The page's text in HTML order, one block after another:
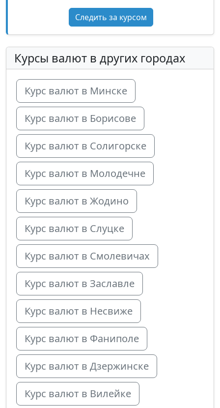
Следить за курсом
Курсы валют в других городах
Курс валют в Минске
Курс валют в Борисове
Курс валют в Солигорске
Курс валют в Молодечне
Курс валют в Жодино
Курс валют в Слуцке
Курс валют в Смолевичах
Курс валют в Заславле
Курс валют в Несвиже
Курс валют в Фаниполе
Курс валют в Дзержинске
Курс валют в Вилейке